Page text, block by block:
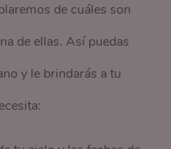
de cuáles son
de ellas. Así puedas
y le brindarás a tu